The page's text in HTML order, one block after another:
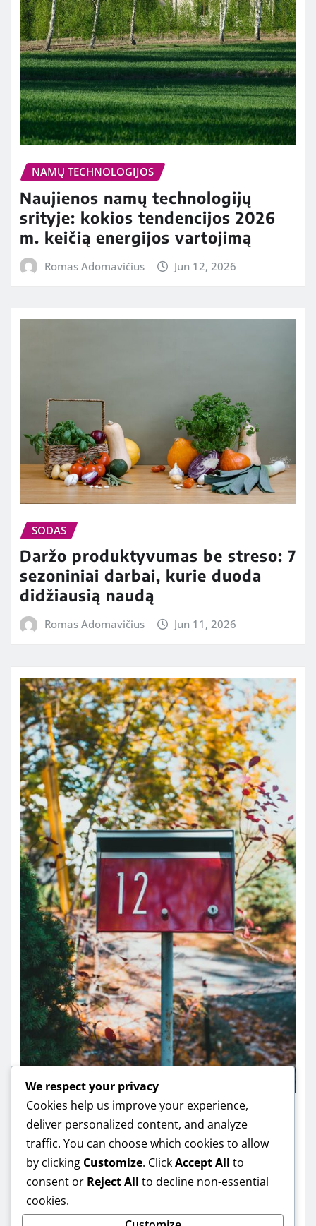
NAMŲ TECHNOLOGIJOS
Naujienos namų technologijų
srityje: kokios tendencijos 2026
m. keičią energijos vartojimą
Romas Adomavičius Jun 12, 2026
SODAS
Daržo produktyvumas be streso: 7
sezoniniai darbai, kurie duoda
didžiausią naudą
Romas Adomavičius Jun 11, 2026
SODAS
Sodo planavimas mažam sklypui:
12 idėjų, kurios atrodo moderniai
ir veikia praktiškai
Romas Adomavičius Jun 10, 2026
We respect your privacy
Cookies help us improve your experience,
deliver personalized content, and analyze
traffic. You can choose which cookies to allow
by clicking Customize. ClickAccept All to
consent or Reject All to decline non-essential
cookies.